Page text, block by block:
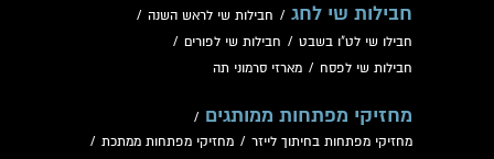
חבילות שי לחג / חבילות שי לראש השנה /
חבילו שי לט"ו בשבט / חבילות שי לפורים /
חבילות שי לפסח / מארזי סרמוני תה
מחזיקי מפתחות ממותגים /
מחזיקי מפתחות בחיתוך לייזר / מחזיקי מפתחות ממתכת /